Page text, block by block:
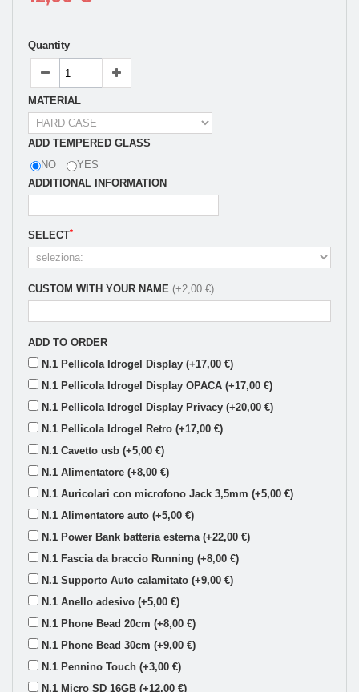
Quantity
MATERIAL
ADD TEMPERED GLASS
NO
YES
ADDITIONAL INFORMATION
SELECT*
CUSTOM WITH YOUR NAME (+2,00 €)
ADD TO ORDER
N.1 Pellicola Idrogel Display (+17,00 €)
N.1 Pellicola Idrogel Display OPACA (+17,00 €)
N.1 Pellicola Idrogel Display Privacy (+20,00 €)
N.1 Pellicola Idrogel Retro (+17,00 €)
N.1 Cavetto usb (+5,00 €)
N.1 Alimentatore (+8,00 €)
N.1 Auricolari con microfono Jack 3,5mm (+5,00 €)
N.1 Alimentatore auto (+5,00 €)
N.1 Power Bank batteria esterna (+22,00 €)
N.1 Fascia da braccio Running (+8,00 €)
N.1 Supporto Auto calamitato (+9,00 €)
N.1 Anello adesivo (+5,00 €)
N.1 Phone Bead 20cm (+8,00 €)
N.1 Phone Bead 30cm (+9,00 €)
N.1 Pennino Touch (+3,00 €)
N.1 Micro SD 16GB (+12,00 €)